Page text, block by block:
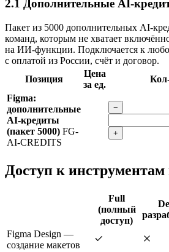
2.1 Дополнительные AI-
Пакет из 5000 дополнительных AI-
команд, которым не хватает
на ИИ-функции. Подключается к
с оплатой из России, счёт и договор.
Позиция
Цена
за ед.
Figma:
дополнительные
AI-кредиты
(пакет 5000) FG-
AI-CREDITS
−
+
Доступ к инструментам
Full
(полный
доступ)
Figma Design —
создание макетов